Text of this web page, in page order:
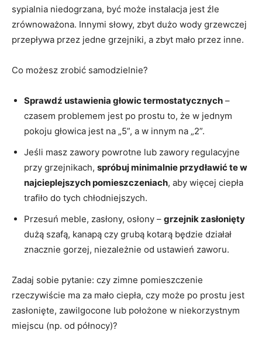
sypialnia niedogrzana, być może instalacja jest źle
zrównoważona. Innymi słowy, zbyt dużo wody grzewczej
przepływa przez jedne grzejniki, a zbyt mało przez inne.
Co możesz zrobić samodzielnie?
Sprawdź ustawienia głowic termostatycznych –
czasem problemem jest po prostu to, że w jednym
pokoju głowica jest na „5”, a w innym na „2”.
Jeśli masz zawory powrotne lub zawory regulacyjne
przy grzejnikach, spróbuj minimalnie przydławić te w
najcieplejszych pomieszczeniach, aby więcej ciepła
trafiło do tych chłodniejszych.
Przesuń meble, zasłony, osłony – grzejnik zasłonięty
dużą szafą, kanapą czy grubą kotarą będzie działał
znacznie gorzej, niezależnie od ustawień zaworu.
Zadaj sobie pytanie: czy zimne pomieszczenie
rzeczywiście ma za mało ciepła, czy może po prostu jest
zasłonięte, zawilgocone lub położone w niekorzystnym
miejscu (np. od północy)?